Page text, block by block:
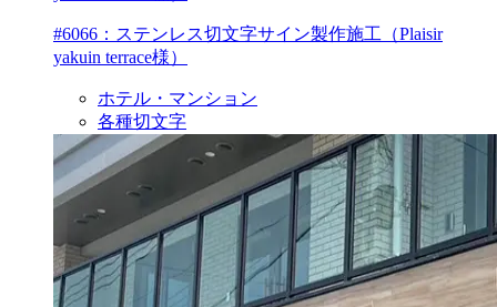
#6066：ステンレス切文字サイン製作施工（Plaisir
yakuin terrace様）
ホテル・マンション
各種切文字